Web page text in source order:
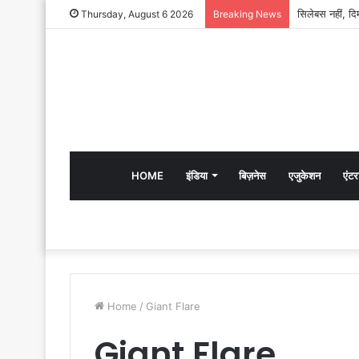
Thursday, August 6 2026 Breaking News
HOME इंडिया बिज़नेस एजुकेशन
Home / Giant Flare